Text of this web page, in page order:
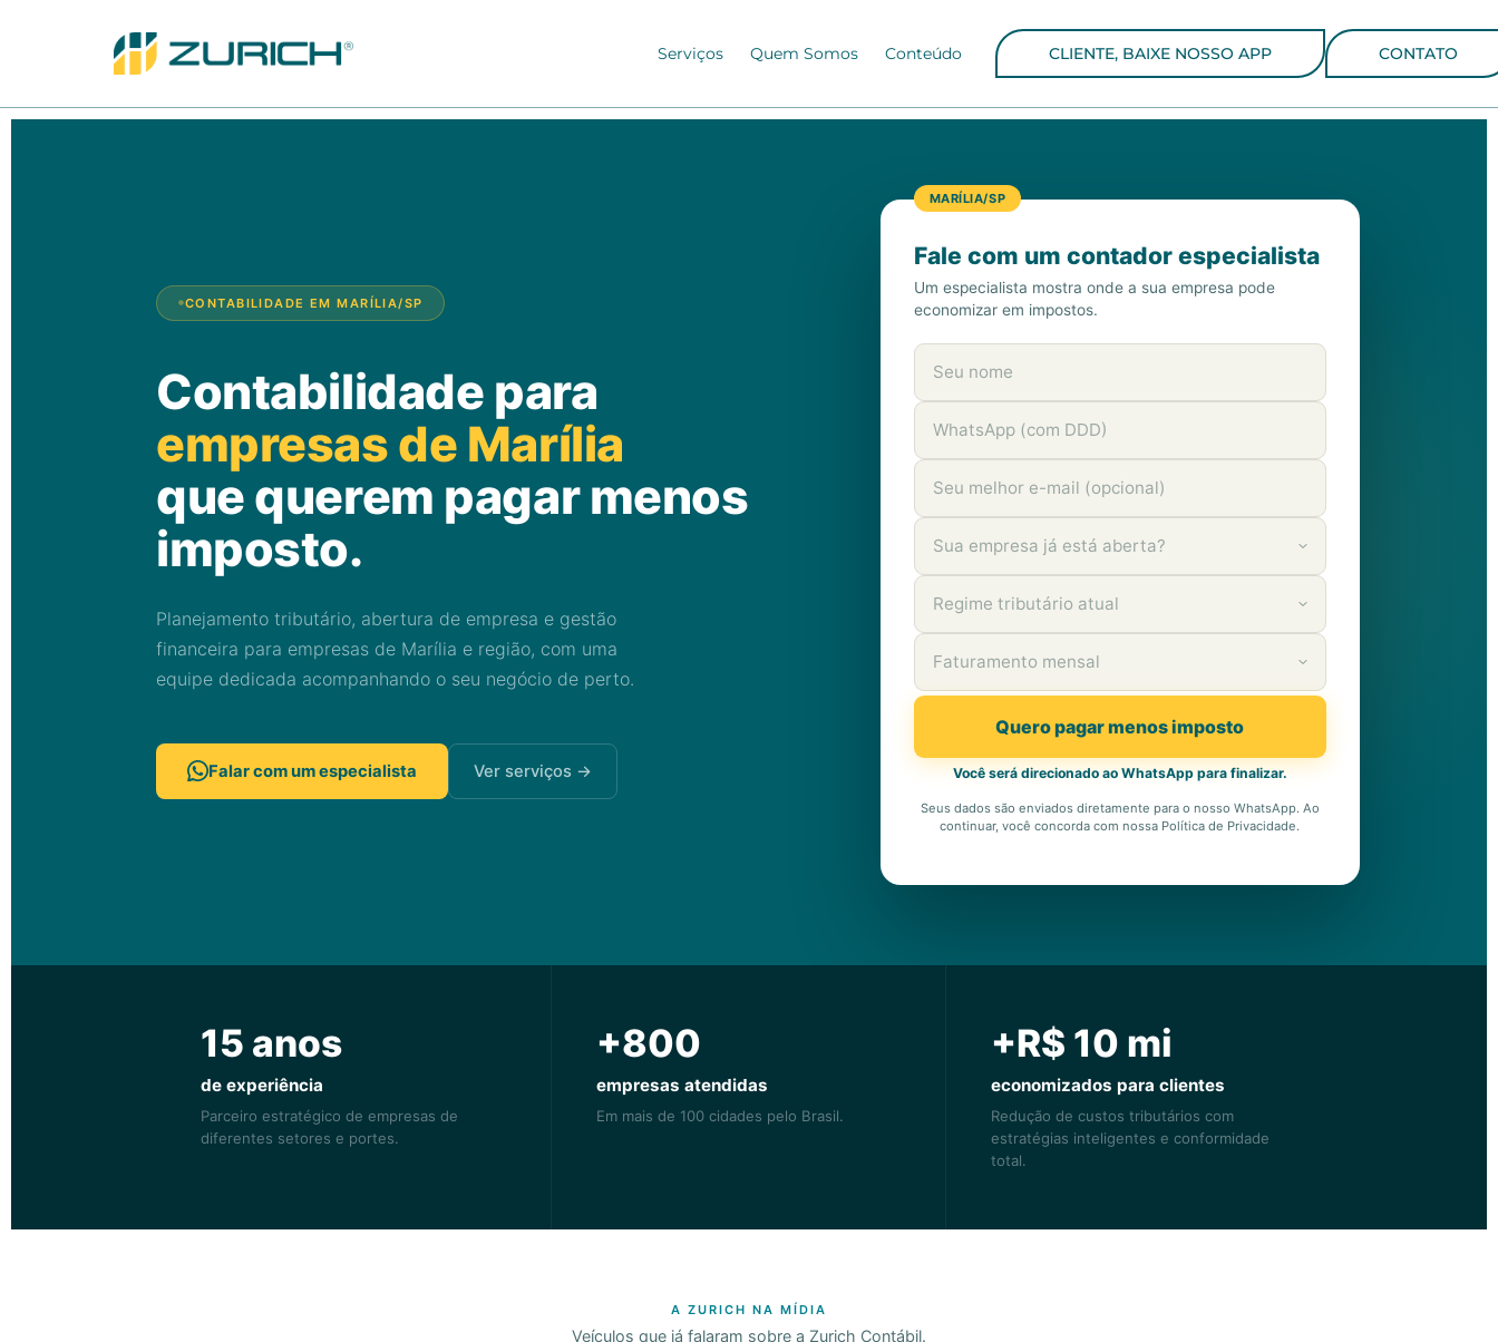
Serviços Quem Somos Conteúdo CLIENTE, BAIXE NOSSO APP CONTATO
CONTABILIDADE EM MARÍLIA/SP
Contabilidade para
empresas de Marília
que querem pagar menos
imposto.
Planejamento tributário, abertura de empresa e gestão
financeira para empresas de Marília e região, com uma
equipe dedicada acompanhando o seu negócio de perto.
Falar com um especialista Ver serviços →
MARÍLIA/SP
Fale com um contador especialista
Um especialista mostra onde a sua empresa pode
economizar em impostos.
Quero pagar menos imposto
Você será direcionado ao WhatsApp para finalizar.
Seus dados são enviados diretamente para o nosso WhatsApp. Ao
continuar, você concorda com nossa Política de Privacidade.
15 anos
de experiência
Parceiro estratégico de empresas de
diferentes setores e portes.
+800
empresas atendidas
Em mais de 100 cidades pelo Brasil.
+R$ 10 mi
economizados para clientes
Redução de custos tributários com
estratégias inteligentes e conformidade
total.
A ZURICH NA MÍDIA
Veículos que já falaram sobre a Zurich Contábil.